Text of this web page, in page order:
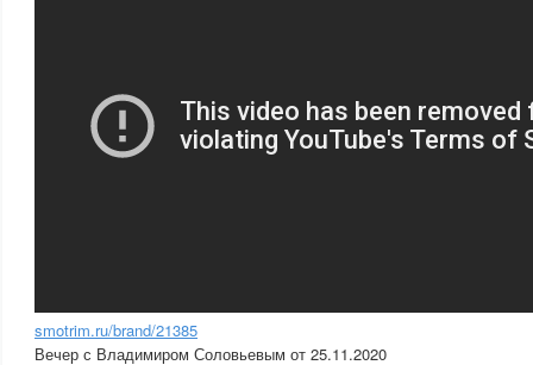
smotrim.ru/brand/21385
Вечер с Владимиром Соловьевым от 25.11.2020